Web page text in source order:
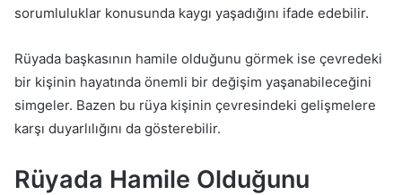
sorumluluklar konusunda kaygı yaşadığını ifade edebilir.
Rüyada başkasının hamile olduğunu görmek ise çevredeki
bir kişinin hayatında önemli bir değişim yaşanabileceğini
simgeler. Bazen bu rüya kişinin çevresindeki gelişmelere
karşı duyarlılığını da gösterebilir.
Rüyada Hamile Olduğunu